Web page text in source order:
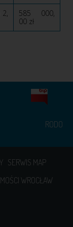
2,
585 000,
00 zł
SERWIS MAP
WROCŁAW
RODO